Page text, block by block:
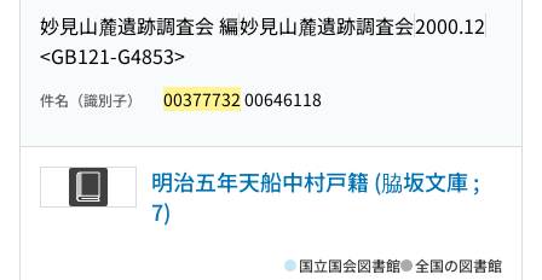
妙見山麓遺跡調査会 編妙見山麓遺跡調査会2000.12
<GB121-G4853>
件名（識別子） 00377732 00646118
明治五年天船中村戸籍 (脇坂文庫 ;
7)
国立国会図書館 全国の図書館